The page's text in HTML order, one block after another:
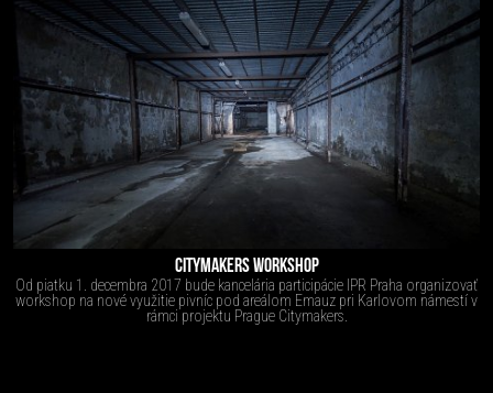
CITYMAKERS WORKSHOP
Od piatku 1. decembra 2017 bude kancelária participácie IPR Praha organizovať
workshop na nové využitie pivníc pod areálom Emauz pri Karlovom námestí v
rámci projektu Prague Citymakers.